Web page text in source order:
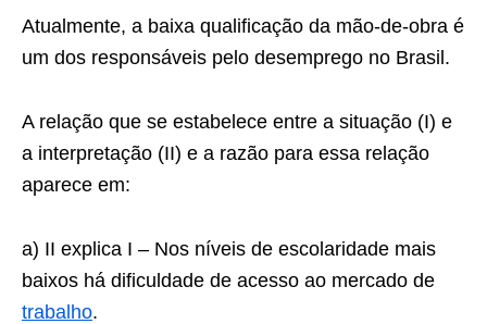
Atualmente, a baixa qualificação da mão-de-obra é
um dos responsáveis pelo desemprego no Brasil.
A relação que se estabelece entre a situação (I) e
a interpretação (II) e a razão para essa relação
aparece em:
a) II explica I – Nos níveis de escolaridade mais
baixos há dificuldade de acesso ao mercado de
trabalho.